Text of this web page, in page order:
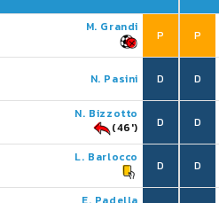
M. Grandi
P
N. Pasini D
N. Bizzotto
(46')
D
L. Barlocco
D
P
D
D
D